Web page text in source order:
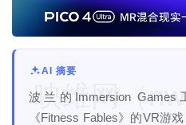
AI 摘要
波兰的Immersion
《Fitness Fables》的VR游
映维网（